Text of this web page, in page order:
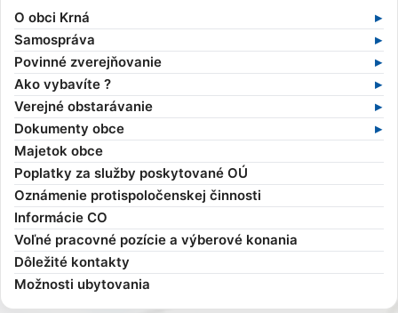
O obci Krná
Základné informácie
Profil obce
História obce
Obecné symboly
Kultúra
Zaujímavosti
Samospráva
Samospráva v súčasnosti
Obecný úrad
Starosta obce
Zamestnanci obce
Hlavný kontrolór
Obecní poslanci a komisie
Zasadnutia OcZ
Povinné zverejňovanie
Zmluvy
Faktúry
Objednávky
Ako vybavíte ?
Stavebný poriadok
Výruby drevín
Dane a poplatky
Evidencia obyvateľov
Overovanie dokumentov
Sťažnosti a žiadosti
Sociálna pomoc
Elektronické služby
Verejné obstarávanie
Verejné obstarávania
Profil verejného obstarávateľa
Dokumenty obce
Kompetencie obce
Všeobecné záväzné nariadenia
Ekonomické dokumenty
Rozpočet obce
Rozvojové dokumenty
Smernice
Majetok obce
Poplatky za služby poskytované OÚ
Oznámenie protispoločenskej činnosti
Informácie CO
Voľné pracovné pozície a výberové konania
Dôležité kontakty
Možnosti ubytovania